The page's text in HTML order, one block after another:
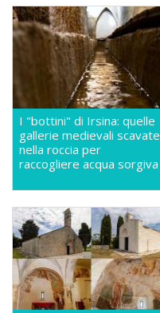
I "bottini" di Irsina: quelle
gallerie medievali scavate
nella roccia per
raccogliere acqua sorgiva